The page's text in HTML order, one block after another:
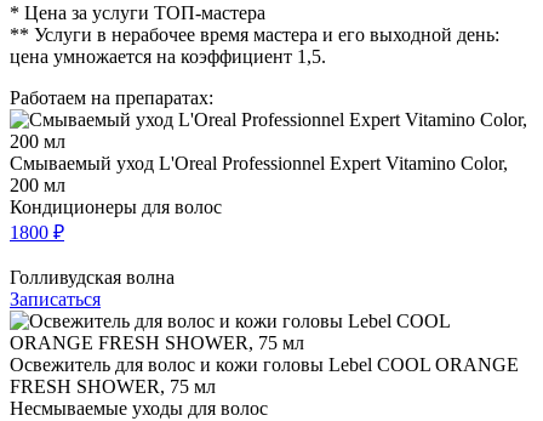
* Цена за услуги ТОП-мастера
** Услуги в нерабочее время мастера и его выходной день:
цена умножается на коэффициент 1,5.
Работаем на препаратах:
Смываемый уход L'Oreal Professionnel Expert Vitamino Color,
200 мл
Кондиционеры для волос
1800 ₽
Голливудская волна
Записаться
Освежитель для волос и кожи головы Lebel COOL ORANGE
FRESH SHOWER, 75 мл
Несмываемые уходы для волос